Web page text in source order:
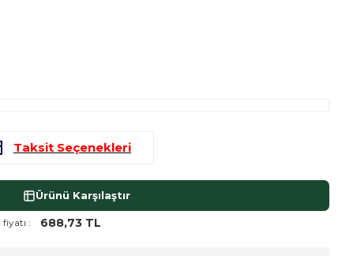
Taksit Seçenekleri
Ürünü Karşılaştır
: 688,73 TL